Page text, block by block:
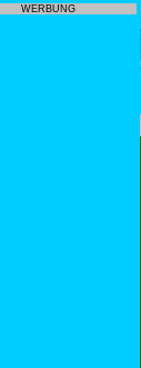
WERBUNG